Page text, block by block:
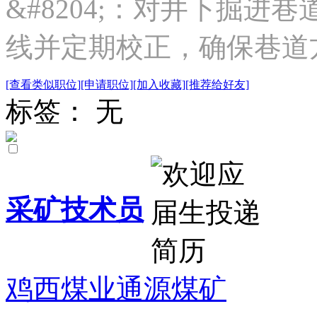
&#8204;：对井下掘进巷
线并定期校正，确保巷
[查看类似职位][申请职位][加入收藏][推荐给好友]
标签： 无
采矿技术员
鸡西煤业通源煤矿